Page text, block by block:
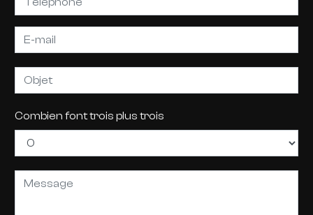
Combien font trois plus trois